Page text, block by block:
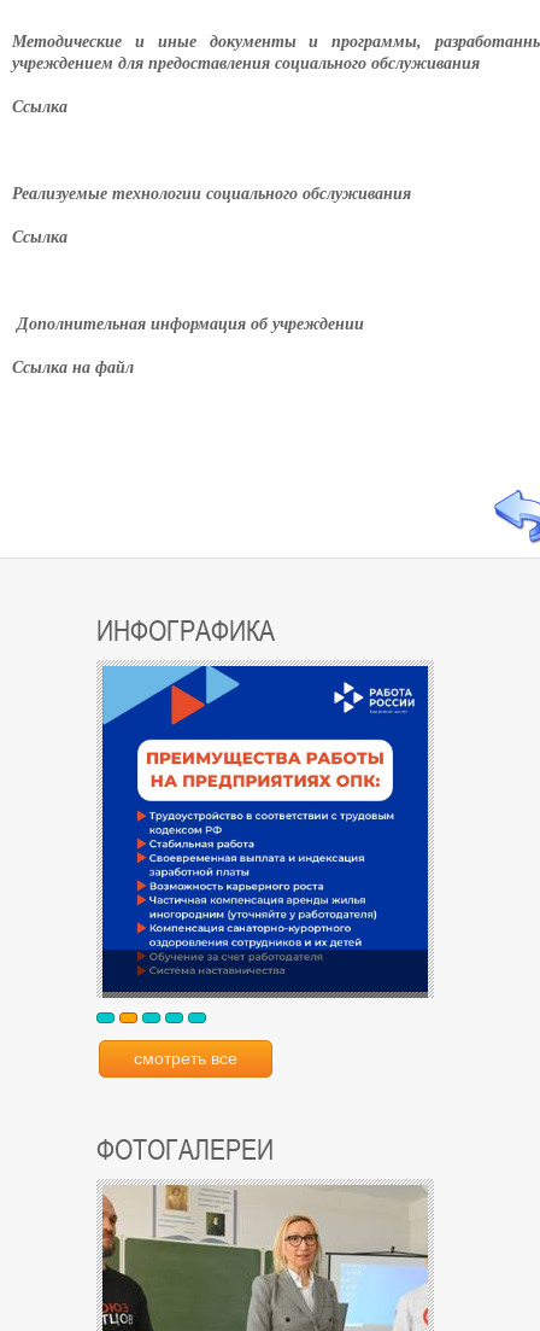
Методические и иные документы и программы,
учреждением для предоставления социального обслуживания
Ссылка
Реализуемые технологии социального обслуживания
Ссылка
Дополнительная информация об учреждении
Ссылка на файл
ИНФОГРАФИКА
смотреть все
ФОТОГАЛЕРЕИ